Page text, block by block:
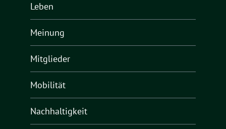
Leben
Meinung
Mitglieder
Mobilität
Nachhaltigkeit